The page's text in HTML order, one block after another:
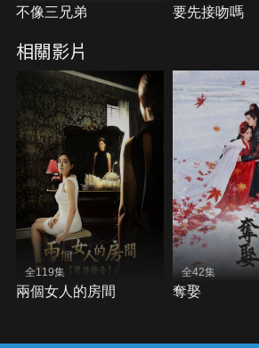
不像三兄弟 要先接吻嗎
相關影片
全119集
兩個女人的房間
全42集
奪娶